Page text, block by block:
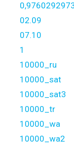
02.09
07.10
1
10000_ru
10000_sat
10000_sat3
10000_tr
10000_wa
10000_wa2